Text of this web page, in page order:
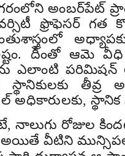
అంబర్‌పేట్
ఫ్రొఫెసర్ గత
దీంతో ఆమె వీధి
ఎలాంటి పరిమిషన్
స్థానికులకు
అధికారులకు,
నాలుగు రోజుల
వీటిని మున్సిపల్